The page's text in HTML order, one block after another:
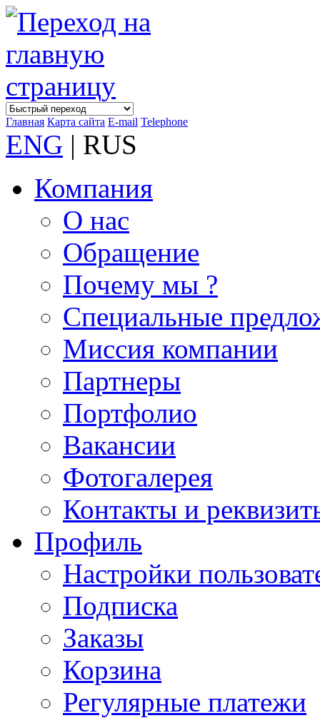
Главная Карта сайта E-mail Telephone
ENG | RUS
Компания
О нас
Обращение
Почему мы ?
Специальные
Миссия компании
Партнеры
Портфолио
Вакансии
Фотогалерея
Контакты и
Профиль
Настройки
Подписка
Заказы
Корзина
Регулярные платежи